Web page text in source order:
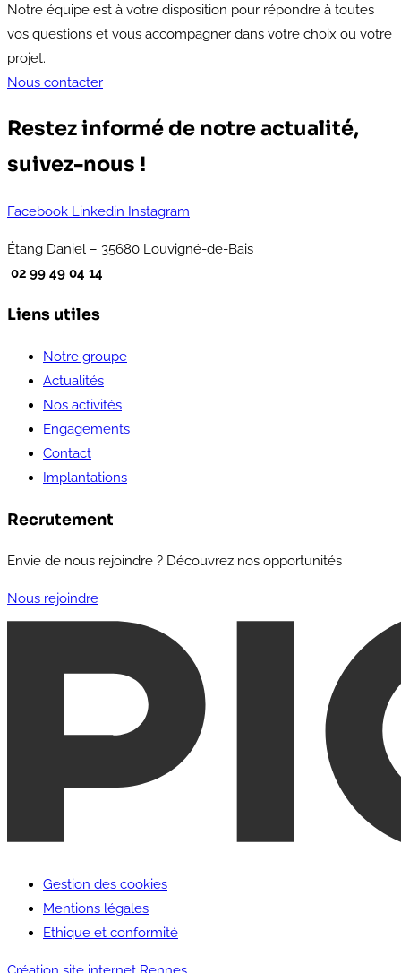
Notre équipe est à votre disposition pour répondre à toutes
vos questions et vous accompagner dans votre choix ou votre
projet.
Nous contacter
Restez informé de notre actualité,
suivez-nous !
Facebook Linkedin Instagram
Étang Daniel – 35680 Louvigné-de-Bais
02 99 49 04 14
Liens utiles
Notre groupe
Actualités
Nos activités
Engagements
Contact
Implantations
Recrutement
Envie de nous rejoindre ? Découvrez nos opportunités
Nous rejoindre
Gestion des cookies
Mentions légales
Ethique et conformité